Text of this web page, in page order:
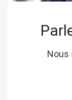
Nous